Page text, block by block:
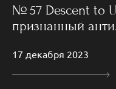
№ 57 Descent to
признанный
17 декабря 2023